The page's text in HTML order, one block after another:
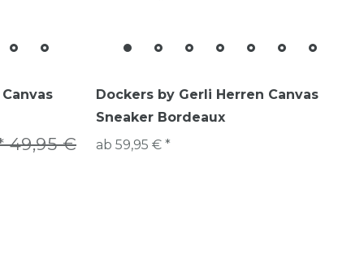
49,95 €
Dockers by Gerli Herren Canvas
Sneaker Bordeaux
ab 59,95 € *